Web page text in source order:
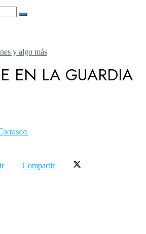
y algo más
EN LA GUARDIA
Compartir